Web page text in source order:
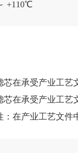
+110℃
芯在承受产业工
芯在承受产业工
：在产业工艺文